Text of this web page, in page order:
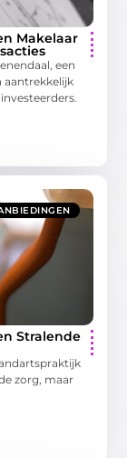
Makelaar
een
aantrekkelijk
Stralende
zorg, maar